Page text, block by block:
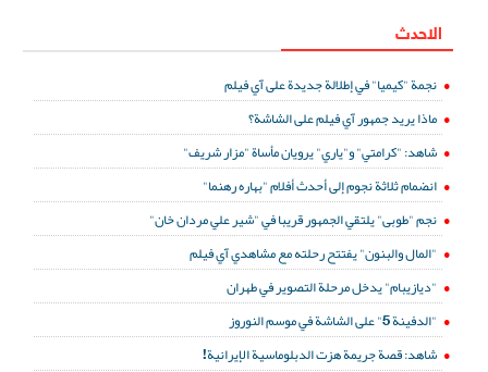
الاحدث
نجمة "كيميا" في إطلالة جديدة على آي فيلم
ماذا يريد جمهور آي فيلم على الشاشة؟
شاهد: "كرامتي" و"ياري" يرويان مأساة "مزار شريف"
انضمام ثلاثة نجوم إلى أحدث أفلام "بهاره رهنما"
نجم "طوبى" يلتقي الجمهور قريبا في "شير علي مردان خان"
"المال والبنون" يفتتح رحلته مع مشاهدي آي فيلم
"ديازيبام" يدخل مرحلة التصوير في طهران
"الدفينة 5" على الشاشة في موسم النوروز
شاهد: قصة جريمة هزت الدبلوماسية الإيرانية!